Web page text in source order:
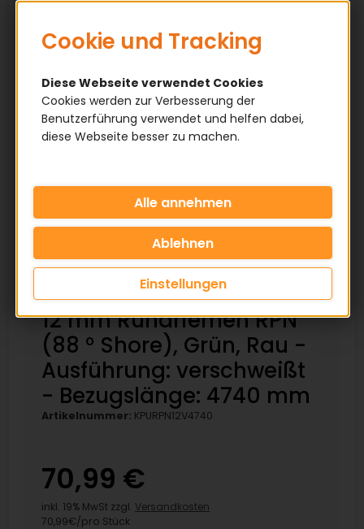
12 mm Rundriemen RPN
(88 ° Shore), Grün, Rau -
Ausführung: verschweißt
- Bezugslänge: 4740 mm
Artikelnummer: KPURPN12V4740
70,99 €
inkl. 19% MwSt zzgl. Versandkosten
70,99€/pro Stück
Cookie und Tracking
Diese Webseite verwendet Cookies
Cookies werden zur Verbesserung der
Benutzerführung verwendet und helfen dabei,
diese Webseite besser zu machen.
Einstellungen